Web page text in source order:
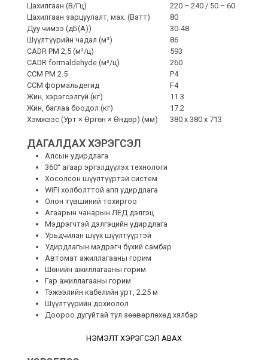
Цахилгаан (В/Гц)
220 – 240 / 50 – 60
Цахилгаан зарцуулалт, мах. (Ватт)
80
Дуу чимээ (дБ(А))
30-48
Шүүлтүүрийн чадал (м²)
86
CADR PM 2,5 (м³/ц)
593
CADR formaldehyde (м³/ц)
260
CCM PM 2.5
P4
CCM формальдегид
F4
Жин, хэрэгсэлгүй (кг)
11.3
Жин, баглаа боодол (кг)
17.2
Хэмжээс (Урт × Өргөн × Өндөр) (мм)
380 x 380 x 713
ДАГАЛДАХ ХЭРЭГСЭЛ
Алсын удирдлага
360° агаар эргэлдүүлэх технологи
Хосолсон шүүлтүүртэй систем
WiFi холболттой апп удирдлага
Олон түвшиний тохиргоо
Агаарын чанарын ЛЕД дэлгэц
Мэдрэгчтэй дэлгэцийн удирдлага
Урьдчилан шүүх шүүлтүүртэй
Удирдлагын мэдрэгч бүхий самбар
Автомат ажиллагааны горим
Шөнийн ажиллагааны горим
Гар ажиллагааны горим
Тэжээлийн кабелийн урт, 2.25 м
Шүүлтүүрийн дохиолол
Доороо дугуйтай тул зөөвөрлөхөд хялбар
НЭМЭЛТ ХЭРЭГСЭЛ АВАХ